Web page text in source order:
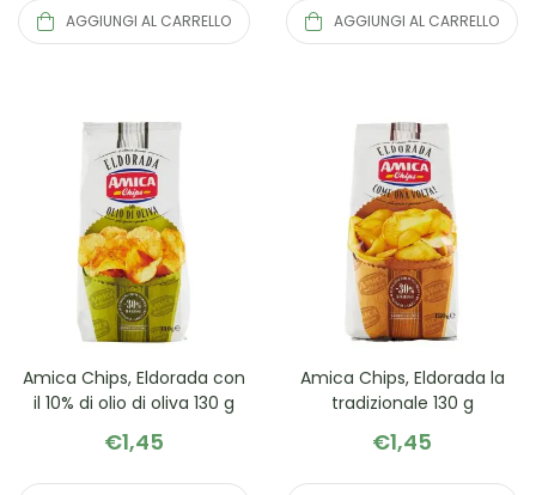
AGGIUNGI AL CARRELLO AGGIUNGI AL CARRELLO
Amica Chips, Eldorada con
il 10% di olio di oliva 130 g
€1,45
Amica Chips, Eldorada la
tradizionale 130 g
€1,45